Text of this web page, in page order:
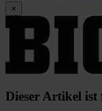
×
Dieser Artikel